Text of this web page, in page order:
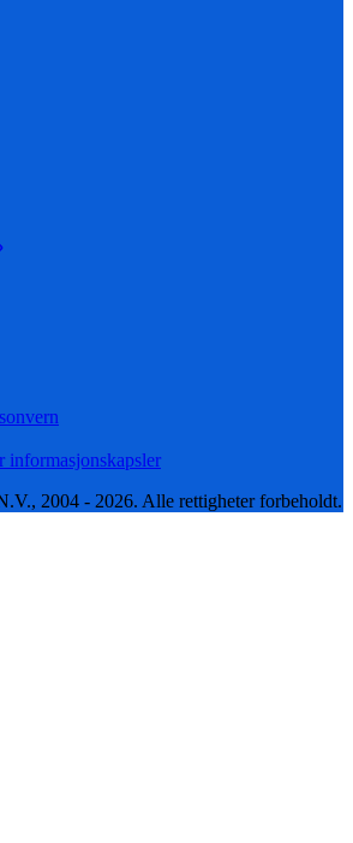
informasjonskapsler
2004 - 2026. Alle rettigheter forbeholdt.